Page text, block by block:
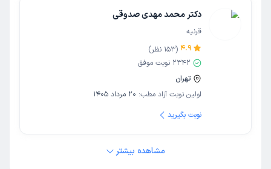
دکتر محمد مهدی صدوقی
قرنیه
4.9
(
153 نظر)
2342 نوبت موفق
تهران
اولین نوبت آزاد مطب: 20 مرداد 1405
نوبت بگیرید
مشاهده بیشتر